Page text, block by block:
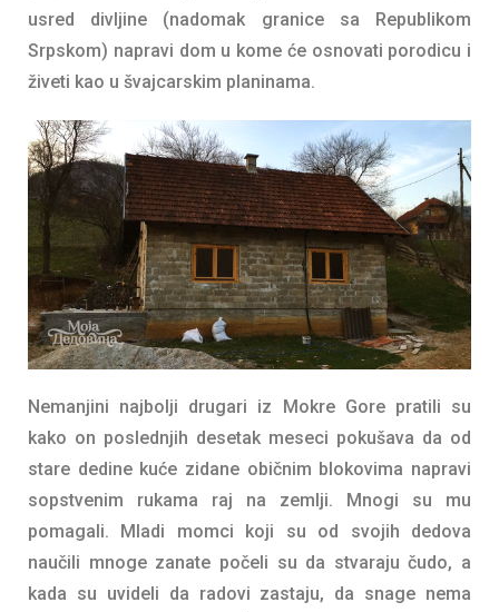
usred divljine (nadomak granice sa Republikom
Srpskom) napravi dom u kome će osnovati porodicu i
živeti kao u švajcarskim planinama.
Nemanjini najbolji drugari iz Mokre Gore pratili su
kako on poslednjih desetak meseci pokušava da od
stare dedine kuće zidane običnim blokovima napravi
sopstvenim rukama raj na zemlji. Mnogi su mu
pomagali. Mladi momci koji su od svojih dedova
naučili mnoge zanate počeli su da stvaraju čudo, a
kada su uvideli da radovi zastaju, da snage nema